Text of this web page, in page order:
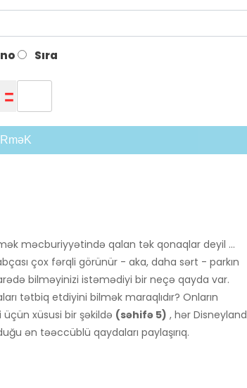
Sıra
məcburiyyətində qalan tək qonaqlar deyil ...
çox fərqli görünür - aka, daha sərt - parkın
bilməyinizi istəmədiyi bir neçə qayda var.
tətbiq etdiyini bilmək maraqlıdır? Onların
xüsusi bir şəkildə (səhifə 5) , hər Disneyland
ən təəccüblü qaydaları paylaşırıq.